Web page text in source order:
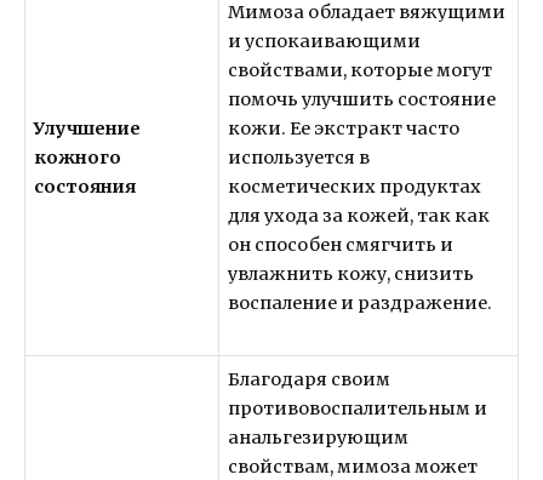
Улучшение
кожного
состояния
Мимоза обладает вяжущими
и успокаивающими
свойствами, которые могут
помочь улучшить состояние
кожи. Ее экстракт часто
используется в
косметических продуктах
для ухода за кожей, так как
он способен смягчить и
увлажнить кожу, снизить
воспаление и раздражение.
Благодаря своим
противовоспалительным и
анальгезирующим
свойствам, мимоза может